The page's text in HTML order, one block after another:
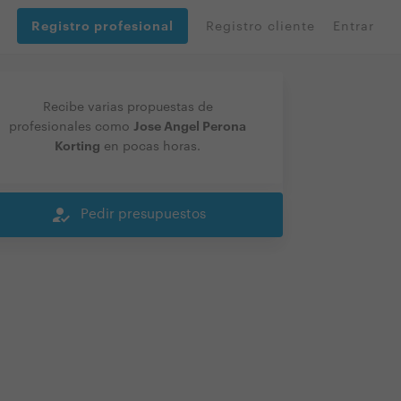
Registro profesional Registro cliente Entrar
Recibe varias propuestas de
profesionales como Jose Angel Perona
Korting en pocas horas.
how_to_reg Pedir presupuestos